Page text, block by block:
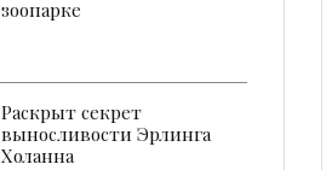
зоопарке
Раскрыт секрет
выносливости Эрлинга
Холанна